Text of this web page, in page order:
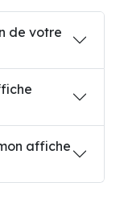
de votre
affiche